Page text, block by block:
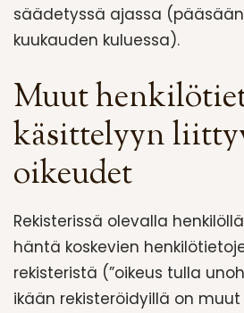
säädetyssä ajassa
kuukauden kuluessa).
Muut
käsittelyyn
oikeudet
Rekisterissä olevalla
häntä koskevien
rekisteristä (”oikeus tulla
ikään rekisteröidyillä on muut